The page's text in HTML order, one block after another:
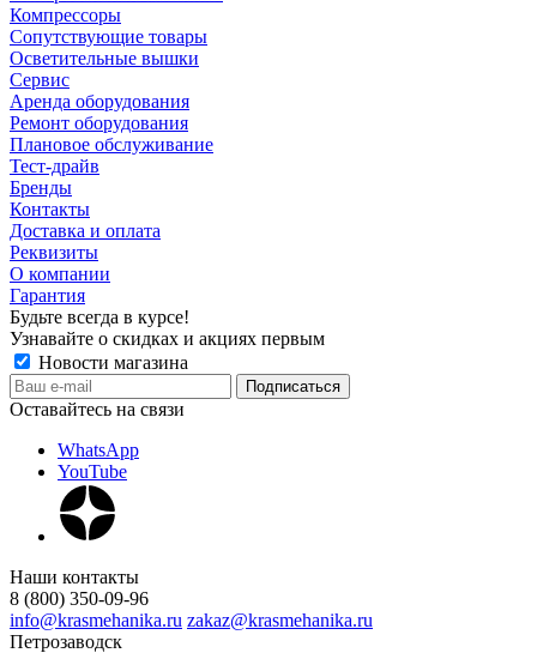
Компрессоры
Сопутствующие товары
Осветительные вышки
Сервис
Аренда оборудования
Ремонт оборудования
Плановое обслуживание
Тест-драйв
Бренды
Контакты
Доставка и оплата
Реквизиты
О компании
Гарантия
Будьте всегда в курсе!
Узнавайте о скидках и акциях первым
Новости магазина
Оставайтесь на связи
WhatsApp
YouTube
Наши контакты
8 (800) 350-09-96
info@krasmehanika.ru zakaz@krasmehanika.ru
Петрозаводск